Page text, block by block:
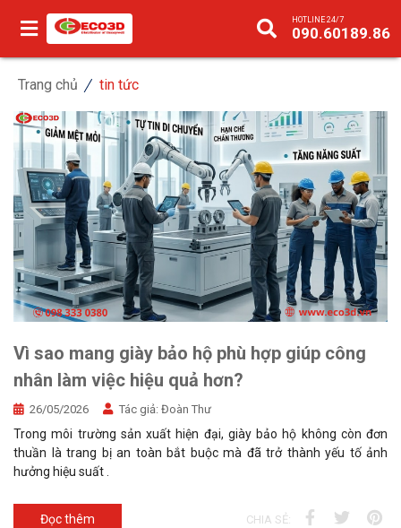
HOTLINE 24/7
090.60189.86
Trang chủ tin tức
Vì sao mang giày bảo hộ phù hợp giúp công
nhân làm việc hiệu quả hơn?
26/05/2026 Tác giả: Đoàn Thư
Trong môi trường sản xuất hiện đại, giày bảo hộ không còn đơn
thuần là trang bị an toàn bắt buộc mà đã trở thành yếu tố ảnh
hưởng hiệu suất .
Đọc thêm CHIA SẺ: